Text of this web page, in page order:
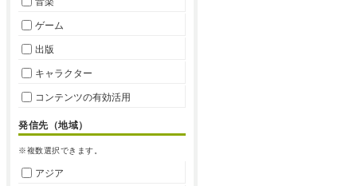
ゲーム
出版
キャラクター
コンテンツの有効活用
発信先（地域）
※複数選択できます。
アジア